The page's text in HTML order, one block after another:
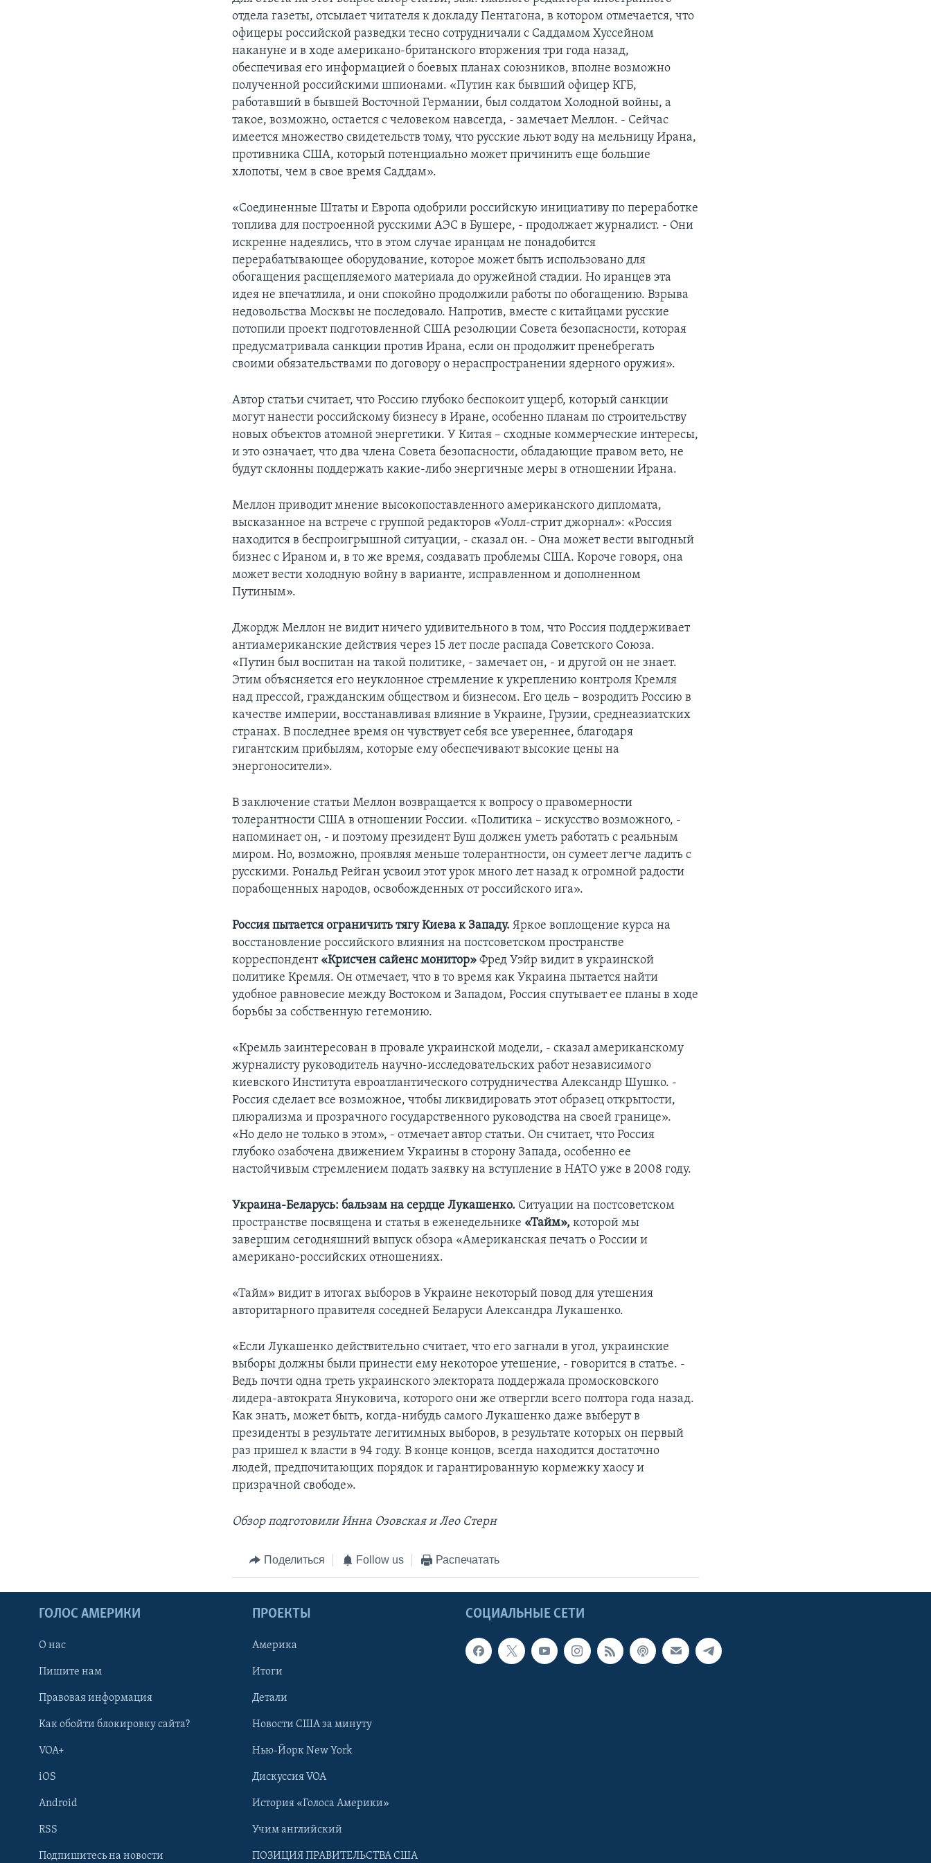
Learning English
отдела газеты, отсылает читателя к докладу Пентагона, в котором отмечается, что
офицеры российской разведки тесно сотрудничали с Саддамом Хуссейном
накануне и в ходе американо-британского вторжения три года назад,
обеспечивая его информацией о боевых планах союзников, вполне возможно
полученной российскими шпионами. «Путин как бывший офицер КГБ,
работавший в бывшей Восточной Германии, был солдатом Холодной войны, а
такое, возможно, остается с человеком навсегда, - замечает Меллон. - Сейчас
имеется множество свидетельств тому, что русские льют воду на мельницу Ирана,
противника США, который потенциально может причинить еще большие
хлопоты, чем в свое время Саддам».
«Соединенные Штаты и Европа одобрили российскую инициативу по переработке
топлива для построенной русскими АЭС в Бушере, - продолжает журналист. - Они
искренне надеялись, что в этом случае иранцам не понадобится
перерабатывающее оборудование, которое может быть использовано для
обогащения расщепляемого материала до оружейной стадии. Но иранцев эта
идея не впечатлила, и они спокойно продолжили работы по обогащению. Взрыва
недовольства Москвы не последовало. Напротив, вместе с китайцами русские
потопили проект подготовленной США резолюции Совета безопасности, которая
предусматривала санкции против Ирана, если он продолжит пренебрегать
своими обязательствами по договору о нераспространении ядерного оружия».
Автор статьи считает, что Россию глубоко беспокоит ущерб, который санкции
могут нанести российскому бизнесу в Иране, особенно планам по строительству
новых объектов атомной энергетики. У Китая – сходные коммерческие интересы,
и это означает, что два члена Совета безопасности, обладающие правом вето, не
будут склонны поддержать какие-либо энергичные меры в отношении Ирана.
Меллон приводит мнение высокопоставленного американского дипломата,
высказанное на встрече с группой редакторов «Уолл-стрит джорнал»: «Россия
находится в беспроигрышной ситуации, - сказал он. - Она может вести выгодный
бизнес с Ираном и, в то же время, создавать проблемы США. Короче говоря, она
может вести холодную войну в варианте, исправленном и дополненном
Путиным».
Джордж Меллон не видит ничего удивительного в том, что Россия поддерживает
антиамериканские действия через 15 лет после распада Советского Союза.
«Путин был воспитан на такой политике, - замечает он, - и другой он не знает.
Этим объясняется его неуклонное стремление к укреплению контроля Кремля
над прессой, гражданским обществом и бизнесом. Его цель – возродить Россию в
качестве империи, восстанавливая влияние в Украине, Грузии, среднеазиатских
странах. В последнее время он чувствует себя все увереннее, благодаря
гигантским прибылям, которые ему обеспечивают высокие цены на
энергоносители».
В заключение статьи Меллон возвращается к вопросу о правомерности
толерантности США в отношении России. «Политика – искусство возможного, -
напоминает он, - и поэтому президент Буш должен уметь работать с реальным
миром. Но, возможно, проявляя меньше толерантности, он сумеет легче ладить с
русскими. Рональд Рейган усвоил этот урок много лет назад к огромной радости
порабощенных народов, освобожденных от российского ига».
Россия пытается ограничить тягу Киева к Западу. Яркое воплощение курса на
восстановление российского влияния на постсоветском пространстве
корреспондент «Крисчен сайенс монитор» Фред Уэйр видит в украинской
политике Кремля. Он отмечает, что в то время как Украина пытается найти
удобное равновесие между Востоком и Западом, Россия спутывает ее планы в ходе
борьбы за собственную гегемонию.
«Кремль заинтересован в провале украинской модели, - сказал американскому
журналисту руководитель научно-исследовательских работ независимого
киевского Института евроатлантического сотрудничества Александр Шушко. -
Россия сделает все возможное, чтобы ликвидировать этот образец открытости,
плюрализма и прозрачного государственного руководства на своей границе».
«Но дело не только в этом», - отмечает автор статьи. Он считает, что Россия
глубоко озабочена движением Украины в сторону Запада, особенно ее
настойчивым стремлением подать заявку на вступление в НАТО уже в 2008 году.
Украина-Беларусь: бальзам на сердце Лукашенко. Ситуации на постсоветском
пространстве посвящена и статья в еженедельнике «Тайм», которой мы
завершим сегодняшний выпуск обзора «Американская печать о России и
американо-российских отношениях.
«Тайм» видит в итогах выборов в Украине некоторый повод для утешения
авторитарного правителя соседней Беларуси Александра Лукашенко.
«Если Лукашенко действительно считает, что его загнали в угол, украинские
выборы должны были принести ему некоторое утешение, - говорится в статье. -
Ведь почти одна треть украинского электората поддержала промосковского
лидера-автократа Януковича, которого они же отвергли всего полтора года назад.
Как знать, может быть, когда-нибудь самого Лукашенко даже выберут в
президенты в результате легитимных выборов, в результате которых он первый
раз пришел к власти в 94 году. В конце концов, всегда находится достаточно
людей, предпочитающих порядок и гарантированную кормежку хаосу и
призрачной свободе».
Обзор подготовили Инна Озовская и Лео Стерн
Поделиться Follow us Распечатать
СОЦИАЛЬНЫЕ СЕТИ
ГОЛОС АМЕРИКИ
О нас
Пишите нам
Правовая информация
Как обойти блокировку сайта?
VOA+
iOS
Android
RSS
Подпишитесь на новости
ПРОЕКТЫ
Америка
Итоги
Детали
Новости США за минуту
Нью-Йорк New York
Дискуссия VOA
История «Голоса Америки»
Учим английский
ПОЗИЦИЯ ПРАВИТЕЛЬСТВА США